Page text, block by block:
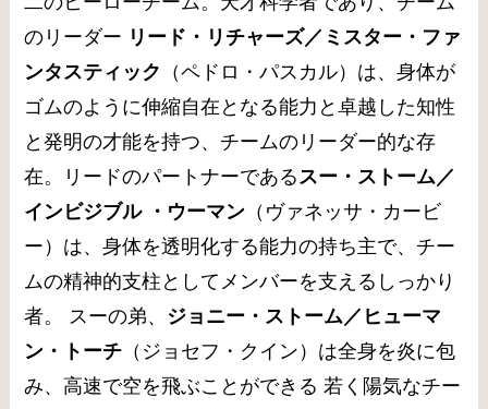
のリーダー リード・リチャーズ／ミスター・ファ
ンタスティック
（ペドロ・パスカル）は、身体が
ゴムのように伸縮自在となる能力と卓越した知性
と発明の才能を持つ、チームのリーダー的な存
在。リードのパートナーである スー・ストーム／
インビジブル ・ウーマン （ヴァネッサ・カービ
ー）は、身体を透明化する能力の持ち主で、チー
ムの精神的支柱としてメンバーを支えるしっかり
者。 スーの弟、 ジョニー・ストーム／ヒューマ
ン・トーチ （ジョセフ・クイン）は全身を炎に包
み、高速で空を飛ぶことができる 若く陽気なチー